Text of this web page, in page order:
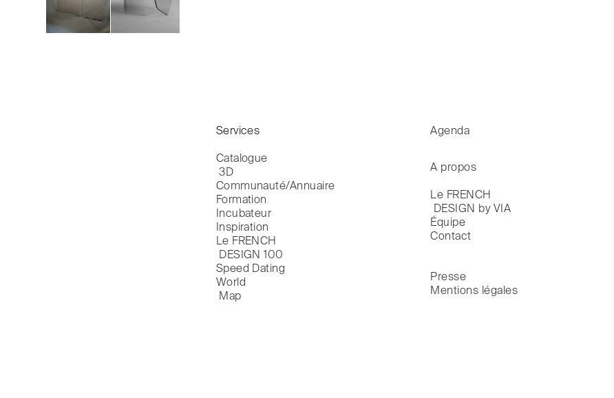
Services
Catalogue
3D
Communauté/Annuaire
Formation
Incubateur
Inspiration
Le FRENCH
DESIGN 100
Speed Dating
World
Map
Agenda
A propos
Le FRENCH
DESIGN by VIA
Équipe
Contact
Presse
Mentions légales